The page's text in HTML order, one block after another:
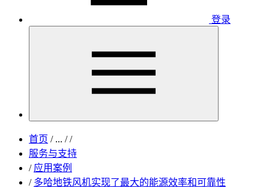
登录
首页 /... / /
服务与支持
/ 应用案例
/ 多哈地铁风机实现了最大的能源效率和可靠性